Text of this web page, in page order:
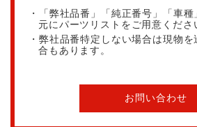
・「弊社品番」「純正番号」「車
元にパーツリストをご用意くださ
・弊社品番特定しない場合は現物
合もあります。
お問い合わせ